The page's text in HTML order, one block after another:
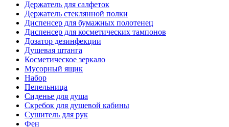
Держатель для салфеток
Держатель стеклянной полки
Диспенсер для бумажных полотенец
Диспенсер для косметических тампонов
Дозатор дезинфекции
Душевая штанга
Косметическое зеркало
Мусорный ящик
Набор
Пепельница
Сиденье для душа
Скребок для душевой кабины
Сушитель для рук
Фен